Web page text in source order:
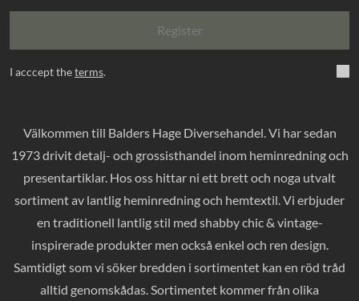
Register
I acccept theterms.
Välkommen till Balders Hage Diversehandel. Vi har sedan
1973 drivit detalj- och grossisthandel inom heminredning och
presentartiklar. Hos oss hittar ni ett brett och noga utvalt
sortiment av lantlig heminredning och hemtextil. Vi erbjuder
en traditionell lantlig stil med shabby chic & vintage-
inspirerade produkter men också enkel och ren design.
Samtidigt som vi söker bredden i sortimentet kan en röd tråd
alltid genomskådas. Sortimentet kommer från olika